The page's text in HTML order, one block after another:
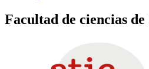
Facultad de ciencias